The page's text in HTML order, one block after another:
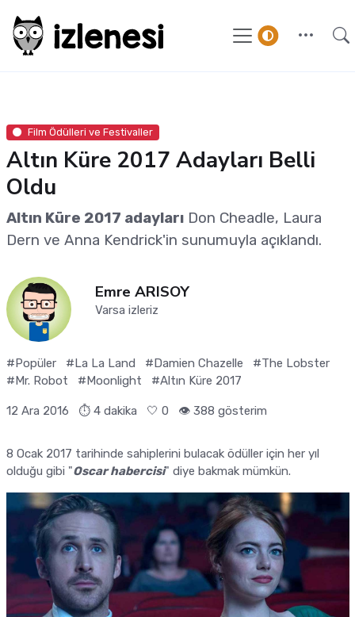
Film Ödülleri ve Festivaller
Altın Küre 2017 Adayları Belli
Oldu
Altın Küre 2017 adaylarıDon Cheadle, Laura
Dern ve Anna Kendrick'in sunumuyla açıklandı.
Emre ARISOY
Varsa izleriz
12 Ara 2016 ⏱ 4 dakika 🤍 0 👁️ 388 gösterim
#Popüler #La La Land #Damien Chazelle
#The Lobster
#Mr. Robot
#Moonlight #Altın Küre 2017
8 Ocak 2017 tarihinde sahiplerini bulacak ödüller için her yıl
olduğu gibi "Oscar habercisi" diye bakmak mümkün.